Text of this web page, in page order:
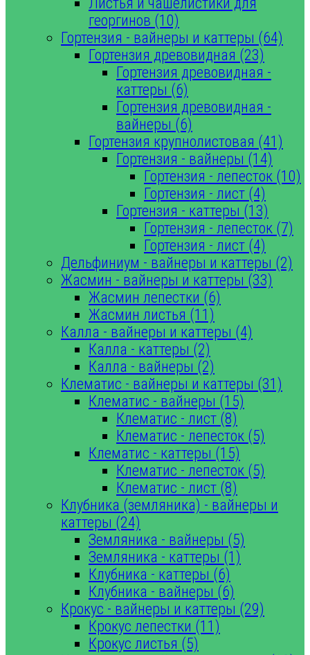
георгинов (10)
Гортензия - вайнеры и каттеры (64)
Гортензия древовидная (23)
Гортензия древовидная -
каттеры (6)
Гортензия древовидная -
вайнеры (6)
Гортензия крупнолистовая (41)
Гортензия - вайнеры (14)
Гортензия - лепесток (10)
Гортензия - лист (4)
Гортензия - каттеры (13)
Гортензия - лепесток (7)
Гортензия - лист (4)
Дельфиниум - вайнеры и каттеры (2)
Жасмин - вайнеры и каттеры (33)
Жасмин лепестки (6)
Жасмин листья (11)
Калла - вайнеры и каттеры (4)
Калла - каттеры (2)
Калла - вайнеры (2)
Клематис - вайнеры и каттеры (31)
Клематис - вайнеры (15)
Клематис - лист (8)
Клематис - лепесток (5)
Клематис - каттеры (15)
Клематис - лепесток (5)
Клематис - лист (8)
Клубника (земляника) - вайнеры и
каттеры (24)
Земляника - вайнеры (5)
Земляника - каттеры (1)
Клубника - каттеры (6)
Клубника - вайнеры (6)
Крокус - вайнеры и каттеры (29)
Крокус лепестки (11)
Крокус листья (5)